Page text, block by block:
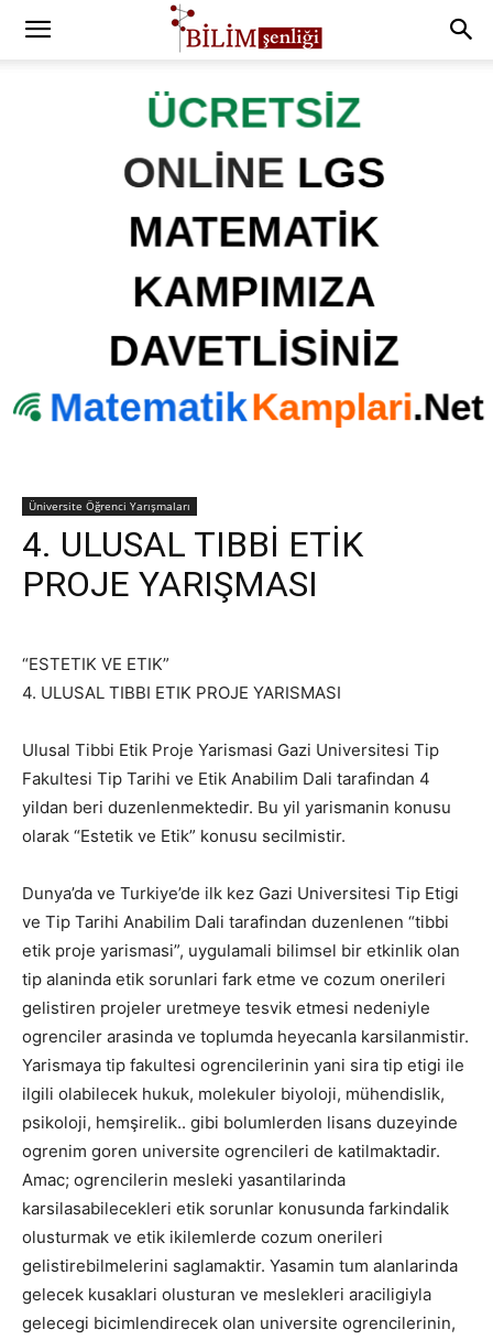
Üniversite Öğrenci Yarışmaları
4. ULUSAL TIBBİ ETİK
PROJE YARIŞMASI
“ESTETIK VE ETIK”
4. ULUSAL TIBBI ETIK PROJE YARISMASI
Ulusal Tibbi Etik Proje Yarismasi Gazi Universitesi Tip
Fakultesi Tip Tarihi ve Etik Anabilim Dali tarafindan 4
yildan beri duzenlenmektedir. Bu yil yarismanin konusu
olarak “Estetik ve Etik” konusu secilmistir.
Dunya’da ve Turkiye’de ilk kez Gazi Universitesi Tip Etigi
ve Tip Tarihi Anabilim Dali tarafindan duzenlenen “tibbi
etik proje yarismasi”, uygulamali bilimsel bir etkinlik olan
tip alaninda etik sorunlari fark etme ve cozum onerileri
gelistiren projeler uretmeye tesvik etmesi nedeniyle
ogrenciler arasinda ve toplumda heyecanla karsilanmistir.
Yarismaya tip fakultesi ogrencilerinin yani sira tip etigi ile
ilgili olabilecek hukuk, molekuler biyoloji, mühendislik,
psikoloji, hemşirelik.. gibi bolumlerden lisans duzeyinde
ogrenim goren universite ogrencileri de katilmaktadir.
Amac; ogrencilerin mesleki yasantilarinda
karsilasabilecekleri etik sorunlar konusunda farkindalik
olusturmak ve etik ikilemlerde cozum onerileri
gelistirebilmelerini saglamaktir. Yasamin tum alanlarinda
gelecek kusaklari olusturan ve meslekleri araciligiyla
gelecegi bicimlendirecek olan universite ogrencilerinin,